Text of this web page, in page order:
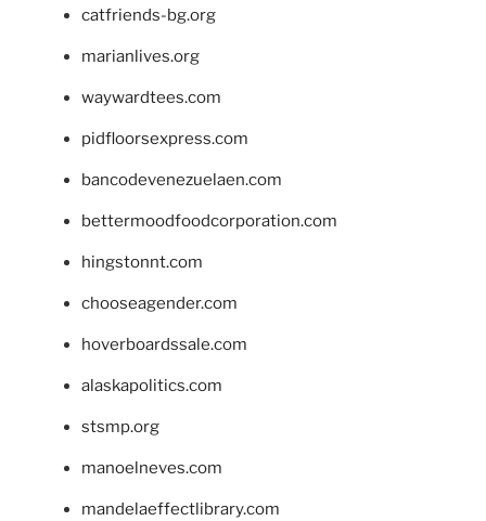
catfriends-bg.org
marianlives.org
waywardtees.com
pidfloorsexpress.com
bancodevenezuelaen.com
bettermoodfoodcorporation.com
hingstonnt.com
chooseagender.com
hoverboardssale.com
alaskapolitics.com
stsmp.org
manoelneves.com
mandelaeffectlibrary.com